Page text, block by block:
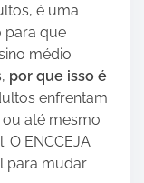
é uma
para que
médio
por que isso é
enfrentam
até mesmo
O ENCCEJA
para mudar